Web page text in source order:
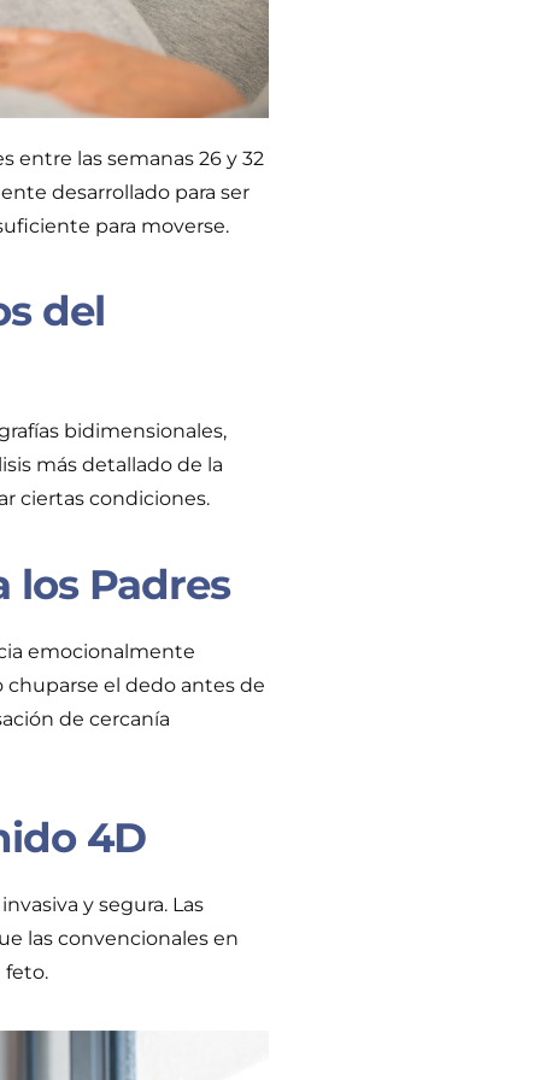
entre las semanas 26 y 32
desarrollado para ser
para moverse.
del
bidimensionales,
más detallado de la
ciertas condiciones.
los Padres
emocionalmente
chuparse el dedo antes de
de cercanía
4D
y segura. Las
las convencionales en
feto.